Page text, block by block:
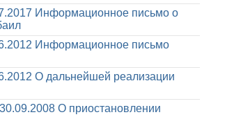
Информационное письмо о
Информационное письмо
О дальнейшей реализации
О приостановлении